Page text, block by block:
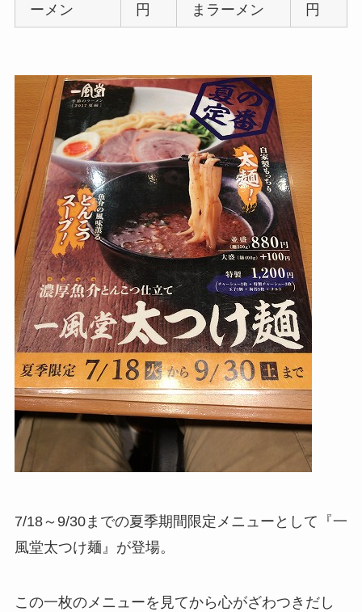
ーメン
円
まラーメン
円
7/18～9/30までの夏季期間限定メニューとして『一
風堂太つけ麺』が登場。
この一枚のメニューを見てから心がざわつきだし